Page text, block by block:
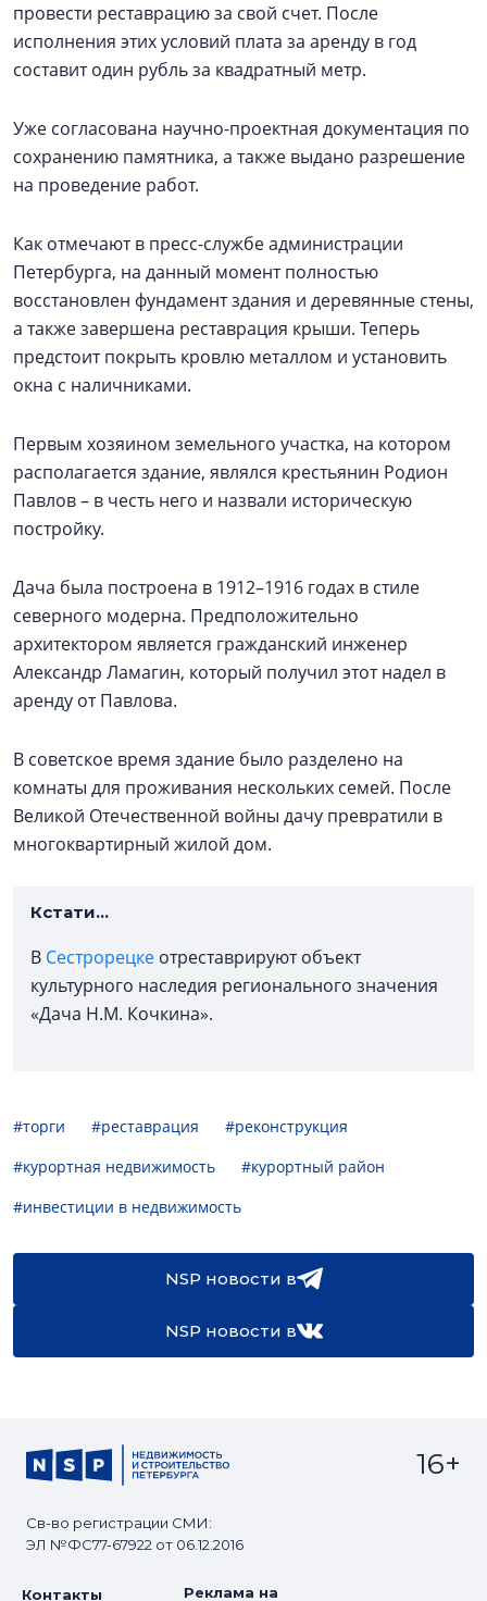
провести реставрацию за свой счет. После
исполнения этих условий плата за аренду в год
составит один рубль за квадратный метр.
Уже согласована научно-проектная документация по
сохранению памятника, а также выдано разрешение
на проведение работ.
Как отмечают в пресс-службе администрации
Петербурга, на данный момент полностью
восстановлен фундамент здания и деревянные стены,
а также завершена реставрация крыши. Теперь
предстоит покрыть кровлю металлом и установить
окна с наличниками.
Первым хозяином земельного участка, на котором
располагается здание, являлся крестьянин Родион
Павлов – в честь него и назвали историческую
постройку.
Дача была построена в 1912–1916 годах в стиле
северного модерна. Предположительно
архитектором является гражданский инженер
Александр Ламагин, который получил этот надел в
аренду от Павлова.
В советское время здание было разделено на
комнаты для проживания нескольких семей. После
Великой Отечественной войны дачу превратили в
многоквартирный жилой дом.
Кстати...
В Сестрорецке отреставрируют объект
культурного наследия регионального значения
«Дача Н.М. Кочкина».
#торги #реставрация
#реконструкция
#курортная недвижимость
#курортный район
#инвестиции в недвижимость
NSP новости в
NSP новости в
Св-во регистрации СМИ:
ЭЛ №ФС77-67922 от 06.12.2016
16+
Контакты Реклама на